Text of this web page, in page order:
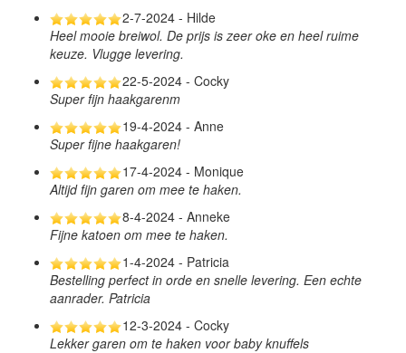
2-7-2024 - Hilde
Heel mooie breiwol. De prijs is zeer oke en heel ruime
keuze. Vlugge levering.
22-5-2024 - Cocky
Super fijn haakgarenm
19-4-2024 - Anne
Super fijne haakgaren!
17-4-2024 - Monique
Altijd fijn garen om mee te haken.
8-4-2024 - Anneke
Fijne katoen om mee te haken.
1-4-2024 - Patricia
Bestelling perfect in orde en snelle levering. Een echte
aanrader. Patricia
12-3-2024 - Cocky
Lekker garen om te haken voor baby knuffels